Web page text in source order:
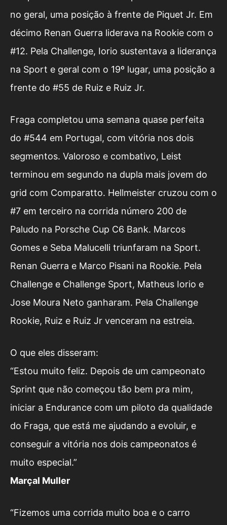
no geral, uma posição à frente de Piquet Jr. Em
décimo Renan Guerra liderava na Rookie com o
#12. Pela Challenge, Iorio sustentava a liderança
na Sport e geral com o 19º lugar, uma posição a
frente do #55 de Ruiz e Ruiz Jr.
Fraga completou uma semana quase perfeita
do #544 em Portugal, com vitória nos dois
segmentos. Valoroso e combativo, Leist
terminou em segundo na dupla mais jovem do
grid com Comparatto. Hellmeister cruzou com o
#7 em terceiro na corrida número 200 de
Paludo na Porsche Cup C6 Bank. Marcos
Gomes e Seba Malucelli triunfaram na Sport.
Renan Guerra e Marco Pisani na Rookie. Pela
Challenge e Challenge Sport, Matheus Iorio e
Jose Moura Neto ganharam. Pela Challenge
Rookie, Ruiz e Ruiz Jr venceram na estreia.
O que eles disseram:
“Estou muito feliz. Depois de um campeonato
Sprint que não começou tão bem pra mim,
iniciar a Endurance com um piloto da qualidade
do Fraga, que está me ajudando a evoluir, e
conseguir a vitória nos dois campeonatos é
muito especial.”
Marçal Muller
“Fizemos uma corrida muito boa e o carro